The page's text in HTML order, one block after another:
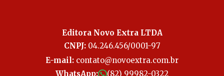
Editora Novo Extra LTDA
CNPJ:04.246.456/0001-97
E-mail: contato@novoextra.com.br
WhatsApp:
(82) 99982-0322